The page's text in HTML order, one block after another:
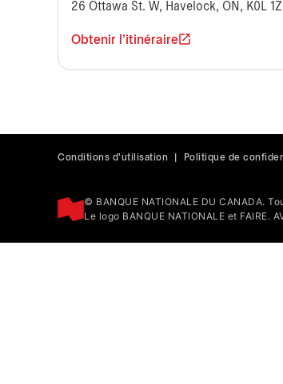
26 Ottawa St. W, Havelock, ON, K0L
Obtenir l'itinéraire
Conditions d'utilisation Politique de
© BANQUE NATIONALE DU CANADA.
Le logo BANQUE NATIONALE et FAIRE.